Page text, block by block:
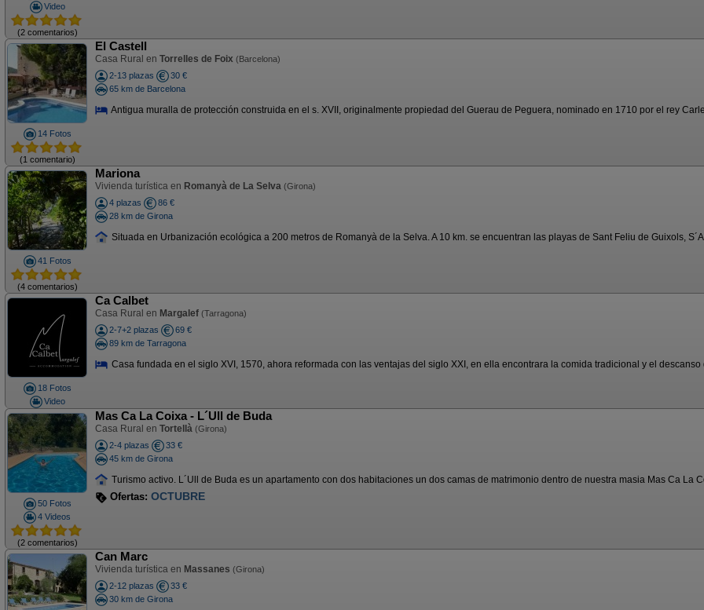
Video
(2 comentarios)
14 Fotos
(1 comentario)
El Castell
Casa Rural en Torrelles de Foix (Barcelona)
2-13 plazas
30 €
65 km de Barcelona
Antigua muralla de protección construida en el s. XVII, originalmente propiedad del Guerau de Peguera, nominado en 1710 por el rey
41 Fotos
(4 comentarios)
Mariona
Vivienda turística en Romanyà de La Selva (Girona)
4 plazas
86 €
28 km de Girona
Situada en Urbanización ecológica a 200 metros de Romanyà de la Selva. A 10 km. se encuentran las playas de Sant Feliu de Guixols,
18 Fotos
Video
Ca Calbet
Casa Rural en Margalef (Tarragona)
2-7+2 plazas
69 €
89 km de Tarragona
Casa fundada en el siglo XVI, 1570, ahora reformada con las ventajas del siglo XXI, en ella encontrara la comida tradicional y el descanso d
50 Fotos
4 Videos
(2 comentarios)
Mas Ca La Coixa - L´Ull de Buda
Casa Rural en Tortellà (Girona)
2-4 plazas
33 €
45 km de Girona
Turismo activo. L´Ull de Buda es un apartamento con dos habitaciones un dos camas de matrimonio dentro de nuestra masia Mas Ca La
Ofertas: OFERTA AGOSTO
Can Marc
Vivienda turística en Massanes (Girona)
2-12 plazas
33 €
30 km de Girona